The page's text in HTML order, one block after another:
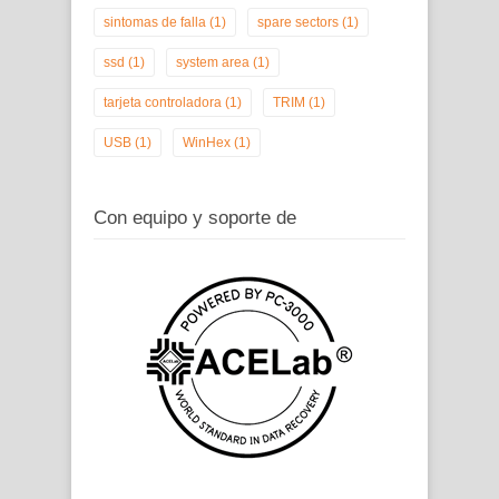
sintomas de falla (1) spare sectors (1)
ssd (1) system area (1)
tarjeta controladora (1) TRIM (1)
USB (1) WinHex (1)
Con equipo y soporte de